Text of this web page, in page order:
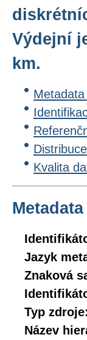
Výdejní
km.
Distribuce
Kvalita
Jazyk
Znaková
Typ zdroje:
Název